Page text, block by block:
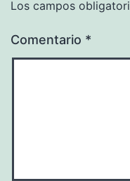
Los campos
Comentario *